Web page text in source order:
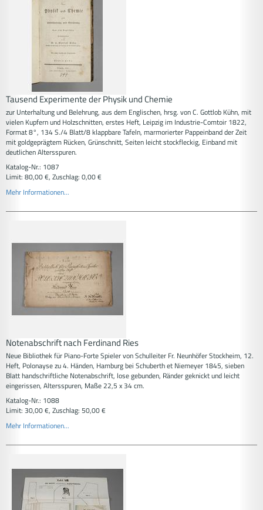
Tausend Experimente der Physik und Chemie
zur Unterhaltung und Belehrung, aus dem Englischen, hrsg. von C. Gottlob Kühn, mit
vielen Kupfern und Holzschnitten, erstes Heft, Leipzig im Industrie-Comtoir 1822,
Format 8°, 134 S./4 Blatt/8 klappbare Tafeln, marmorierter Pappeinband der Zeit
mit goldgeprägtem Rücken, Grünschnitt, Seiten leicht stockfleckig, Einband mit
deutlichen Altersspuren.
Katalog-Nr.: 1087
Limit: 80,00 €, Zuschlag: 0,00 €
Mehr Informationen...
Notenabschrift nach Ferdinand Ries
Neue Bibliothek für Piano-Forte Spieler von Schulleiter Fr. Neunhöfer Stockheim, 12.
Heft, Polonayse zu 4. Händen, Hamburg bei Schuberth et Niemeyer 1845, sieben
Blatt handschriftliche Notenabschrift, lose gebunden, Ränder geknickt und leicht
eingerissen, Altersspuren, Maße 22,5 x 34 cm.
Katalog-Nr.: 1088
Limit: 30,00 €, Zuschlag: 50,00 €
Mehr Informationen...